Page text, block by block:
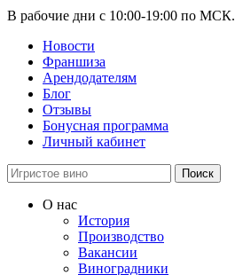
В рабочие дни с 10:00-19:00 по МСК.
Новости
Франшиза
Арендодателям
Блог
Отзывы
Бонусная программа
Личный кабинет
Поиск
О нас
История
Производство
Вакансии
Виноградники